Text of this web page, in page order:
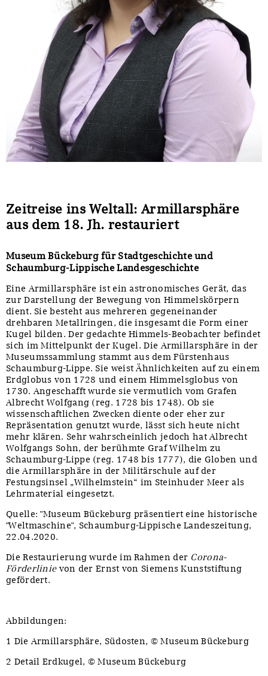
Zeitreise ins Weltall: Armillarsphäre
aus dem 18. Jh. restauriert
Museum Bückeburg für Stadtgeschichte und
Schaumburg-Lippische Landesgeschichte
Eine Armillarsphäre ist ein astronomisches Gerät, das
zur Darstellung der Bewegung von Himmelskörpern
dient. Sie besteht aus mehreren gegeneinander
drehbaren Metallringen, die insgesamt die Form einer
Kugel bilden. Der gedachte Himmels-Beobachter befindet
sich im Mittelpunkt der Kugel. Die Armillarsphäre in der
Museumssammlung stammt aus dem Fürstenhaus
Schaumburg-Lippe. Sie weist Ähnlichkeiten auf zu einem
Erdglobus von 1728 und einem Himmelsglobus von
1730. Angeschafft wurde sie vermutlich vom Grafen
Albrecht Wolfgang (reg. 1728 bis 1748). Ob sie
wissenschaftlichen Zwecken diente oder eher zur
Repräsentation genutzt wurde, lässt sich heute nicht
mehr klären. Sehr wahrscheinlich jedoch hat Albrecht
Wolfgangs Sohn, der berühmte Graf Wilhelm zu
Schaumburg-Lippe (reg. 1748 bis 1777), die Globen und
die Armillarsphäre in der Militärschule auf der
Festungsinsel „Wilhelmstein“ im Steinhuder Meer als
Lehrmaterial eingesetzt.
Quelle: "Museum Bückeburg präsentiert eine historische
"Weltmaschine", Schaumburg-Lippische Landeszeitung,
22.04.2020.
Die Restaurierung wurde im Rahmen der Corona-
Förderlinievon der Ernst von Siemens Kunststiftung
gefördert.
Abbildungen:
1 Die Armillarsphäre, Südosten, © Museum Bückeburg
2 Detail Erdkugel, © Museum Bückeburg